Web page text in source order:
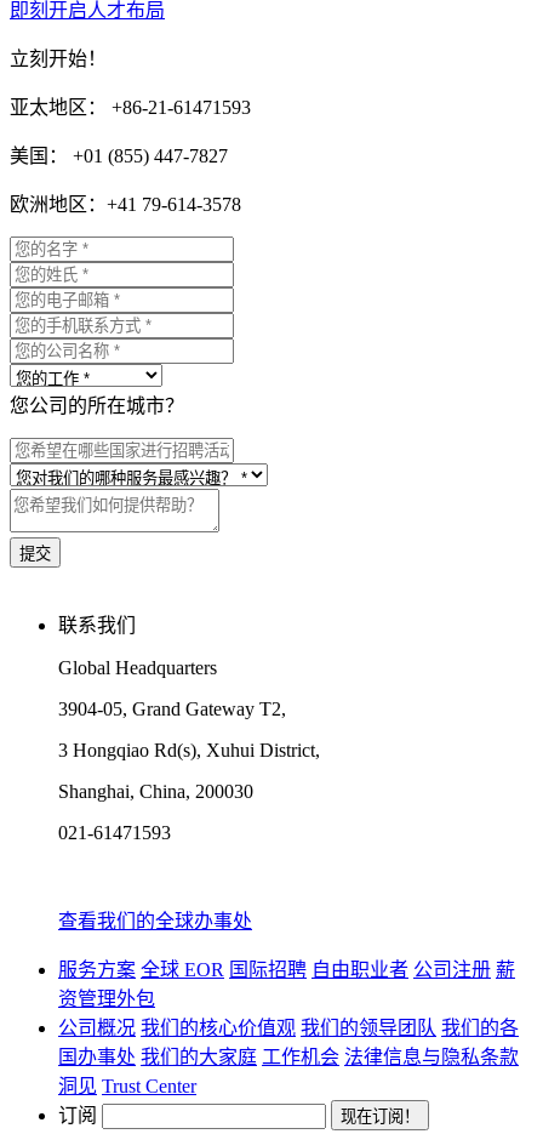
即刻开启人才布局
立刻开始！
亚太地区： +86-21-61471593
美国： +01 (855) 447-7827
欧洲地区：+41 79-614-3578
您公司的所在城市？
联系我们
Global Headquarters
3904-05, Grand Gateway T2,
3 Hongqiao Rd(s), Xuhui District,
Shanghai, China, 200030
021-61471593
查看我们的全球办事处
服务方案 全球 EOR 国际招聘 自由职业者 公司注册 薪
资管理外包
公司概况 我们的核心价值观 我们的领导团队 我们的各
国办事处 我们的大家庭 工作机会 法律信息与隐私条款
洞见 Trust Center
订阅